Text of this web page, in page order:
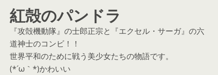
紅殻のパンドラ
『攻殻機動隊』の士郎正宗と『エクセル・サーガ』の六
道神士のコンビ！！
世界平和のために戦う美少女たちの物語です。
(*´ω｀*)かわいい